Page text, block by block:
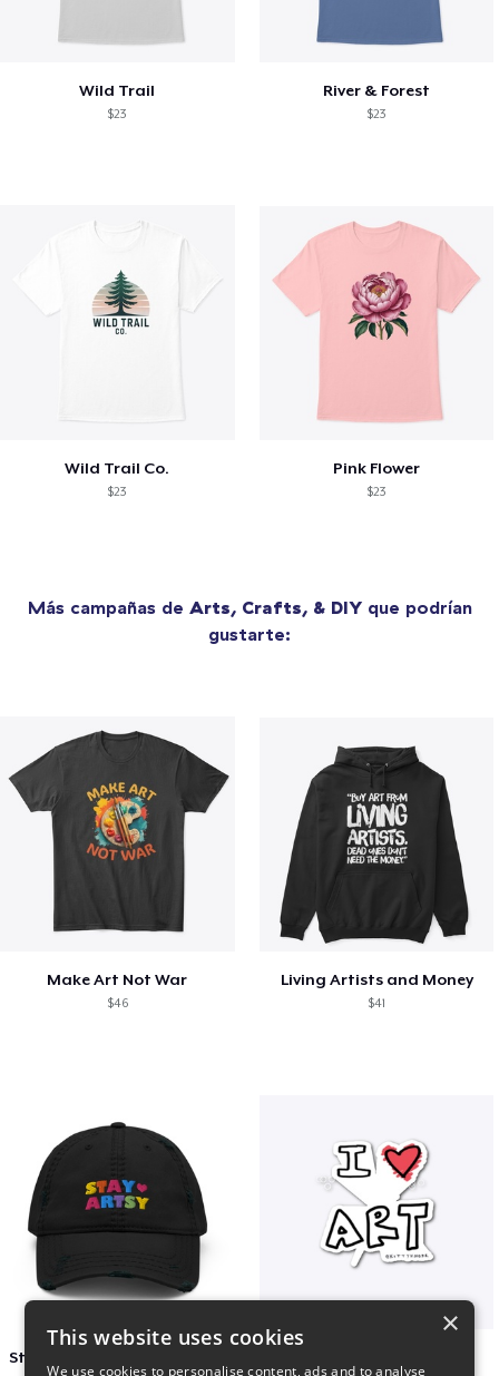
Wild Trail
$23
River & Forest
$23
Wild Trail Co.
$23
Pink Flower
$23
Más campañas de Arts, Crafts, & DIYque podrían
gustarte:
Make Art Not War
$46
Living Artists and Money
$41
×
This website uses cookies
We use cookies to personalise content, ads and to analyse